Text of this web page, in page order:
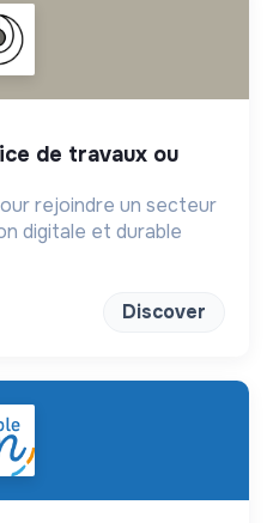
rejoindre un secteur
digitale et durable
Discover